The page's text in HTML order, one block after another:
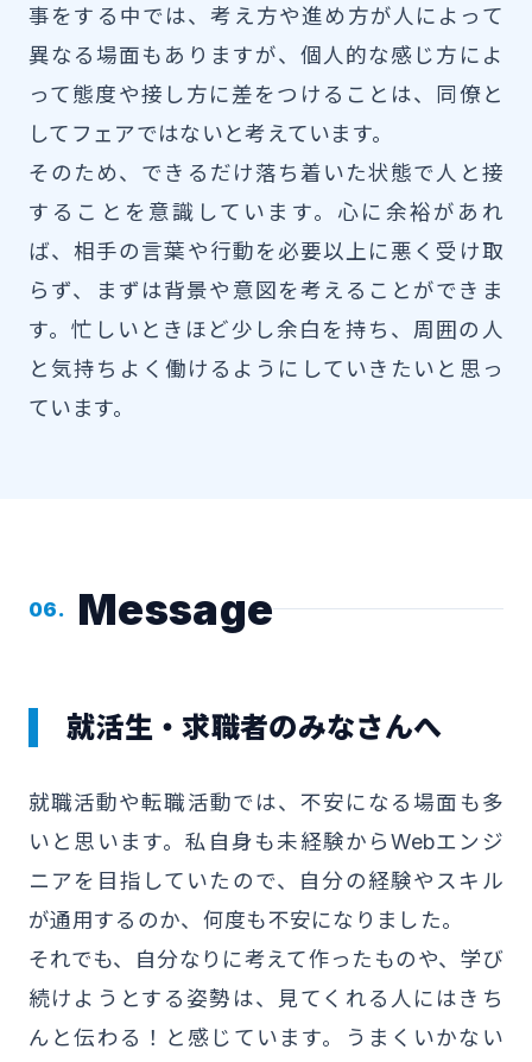
事をする中では、考え方や進め方が人によって
異なる場面もありますが、個人的な感じ方によ
って態度や接し方に差をつけることは、同僚と
してフェアではないと考えています。
そのため、できるだけ落ち着いた状態で人と接
することを意識しています。心に余裕があれ
ば、相手の言葉や行動を必要以上に悪く受け取
らず、まずは背景や意図を考えることができま
す。忙しいときほど少し余白を持ち、周囲の人
と気持ちよく働けるようにしていきたいと思っ
ています。
06. Message
就活生・求職者のみなさんへ
就職活動や転職活動では、不安になる場面も多
いと思います。私自身も未経験からWebエンジ
ニアを目指していたので、自分の経験やスキル
が通用するのか、何度も不安になりました。
それでも、自分なりに考えて作ったものや、学び
続けようとする姿勢は、見てくれる人にはきち
んと伝わる！と感じています。うまくいかない